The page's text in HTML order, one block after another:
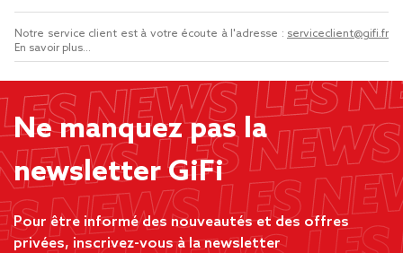
Notre service client est à votre écoute à l'adresse : serviceclient@gifi.fr
En savoir plus...
Ne manquez pas la
newsletter GiFi
Pour être informé des nouveautés et des offres
privées, inscrivez-vous à la newsletter